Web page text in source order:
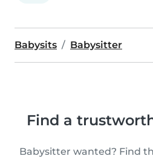
Babysits Babysitter
Find a
Babysitter wanted? Find